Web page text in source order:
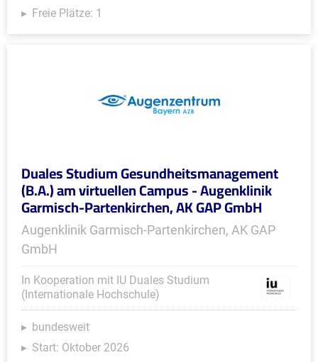
Freie Plätze: 1
Duales Studium Gesundheitsmanagement
(B.A.) am virtuellen Campus - Augenklinik
Garmisch-Partenkirchen, AK GAP GmbH
Augenklinik Garmisch-Partenkirchen, AK GAP
GmbH
In Kooperation mit IU Duales Studium
(Internationale Hochschule)
bundesweit
Start: Oktober 2026